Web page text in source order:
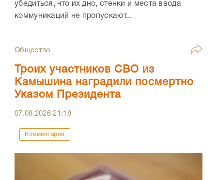
убедиться, что их дно, стенки и места ввода
коммуникаций не пропускают...
Общество
Троих участников СВО из
Камышина наградили посмертно
Указом Президента
07.08.202621:18
Комментарии